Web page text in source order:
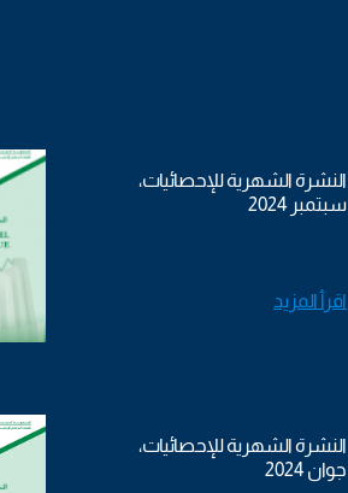
النشرة الشهرية للإحصائيات،
سبتمبر 2024
اقرأ المزيد
النشرة الشهرية للإحصائيات،
جوان 2024